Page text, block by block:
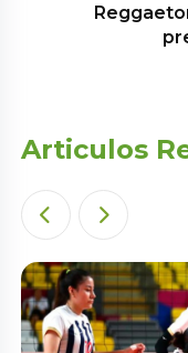
Articulos